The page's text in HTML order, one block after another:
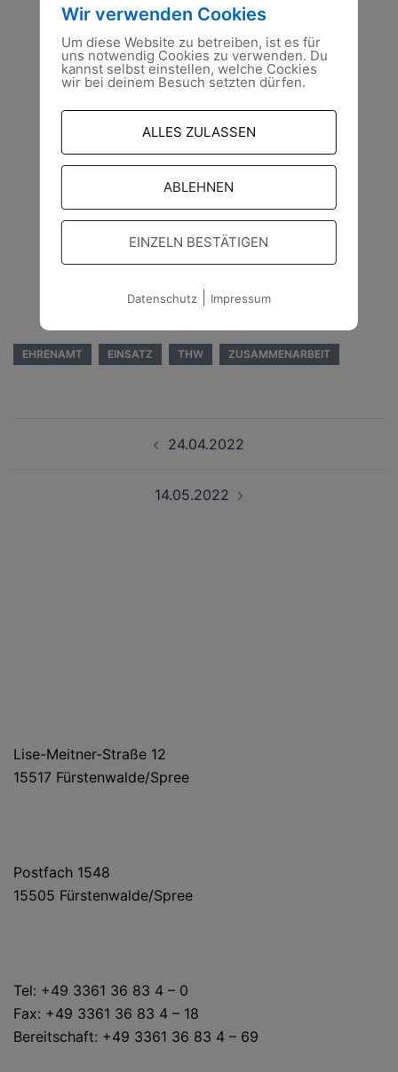
EHRENAMT EINSATZ THW ZUSAMMENARBEIT
24.04.2022
14.05.2022
Lise-Meitner-Straße 12
15517 Fürstenwalde/Spree
Postfach 1548
15505 Fürstenwalde/Spree
Tel: +49 3361 36 83 4 – 0
Fax: +49 3361 36 83 4 – 18
Bereitschaft: +49 3361 36 83 4 – 69
Wir verwenden Cookies
Um diese Website zu betreiben, ist es für
uns notwendig Cookies zu verwenden. Du
kannst selbst einstellen, welche Cockies
wir bei deinem Besuch setzten dürfen.
ALLES ZULASSEN
ABLEHNEN
EINZELN BESTÄTIGEN
Datenschutz| Impressum